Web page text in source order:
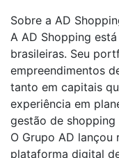
Sobre a AD
A AD Shopping
brasileiras. Seu
empreendimentos
tanto em capitais
experiência em
gestão de shopping
O Grupo AD lançou
plataforma digital